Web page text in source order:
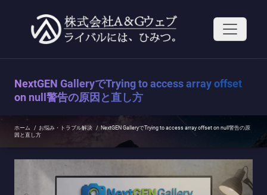
へ
NextGEN GalleryでTrying to access array offset
on null警告の原因と直し方
ホーム / お悩み・トラブル解決 / NextGEN GalleryでTrying to access array offset on null警告の原
因と直し方